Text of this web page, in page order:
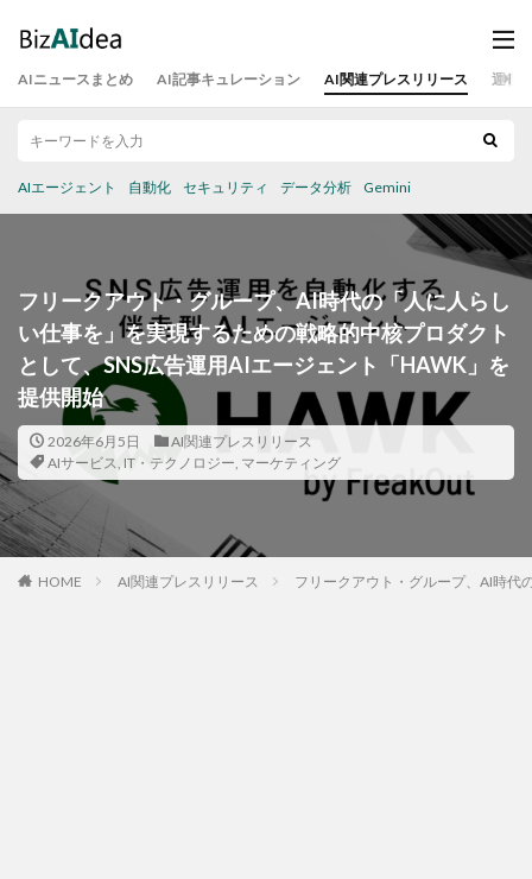
AIニュースまとめ AI記事キュレーション AI関連プレスリリース 運営
AIエージェント 自動化 セキュリティ データ分析 Gemini
フリークアウト・グループ、AI時代の「人に人らし
い仕事を」を実現するための戦略的中核プロダクト
として、SNS広告運用AIエージェント「HAWK」を
提供開始
2026年6月5日
AI関連プレスリリース
AIサービス, IT・テクノロジー, マーケティング
HOME AI関連プレスリリース フリークアウト・グループ、AI時代